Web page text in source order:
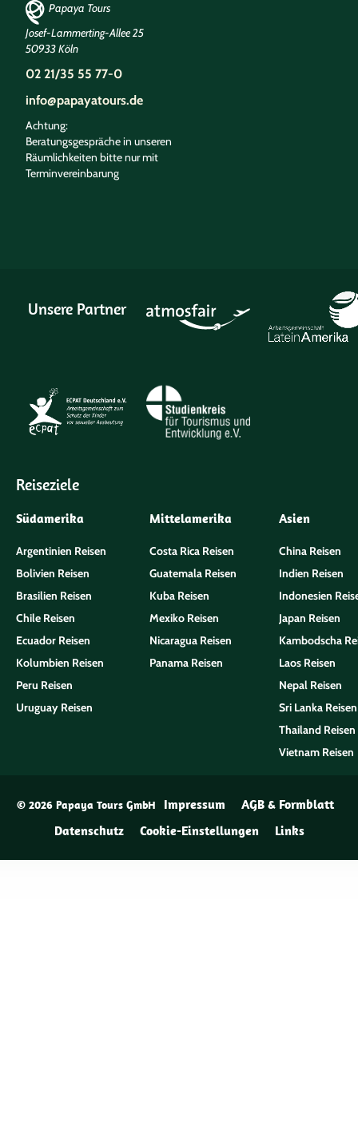
Papaya Tours
Josef-Lammerting-Allee 25
50933 Köln
02 21/35 55 77-0
info@papayatours.de
Achtung:
Beratungsgespräche in unseren
Räumlichkeiten bitte nur mit
Terminvereinbarung
Unsere Partner
Reiseziele
Südamerika
Argentinien Reisen
Bolivien Reisen
Brasilien Reisen
Chile Reisen
Ecuador Reisen
Kolumbien Reisen
Peru Reisen
Uruguay Reisen
Mittelamerika
Costa Rica Reisen
Guatemala Reisen
Kuba Reisen
Mexiko Reisen
Nicaragua Reisen
Panama Reisen
Asien
China Reisen
Indien Reisen
Indonesien
Japan Reisen
Kambodscha
Laos Reisen
Nepal Reisen
Sri Lanka Reisen
Thailand Reisen
Vietnam Reisen
© 2026 Papaya Tours GmbH Impressum
AGB & Formblatt
Datenschutz
Cookie-Einstellungen Links